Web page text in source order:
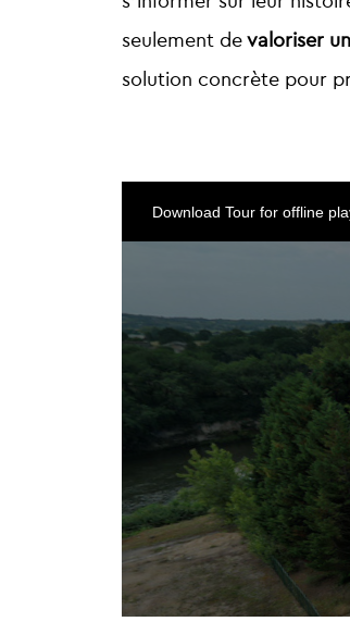
seulement devaloriser
solution concrète pour